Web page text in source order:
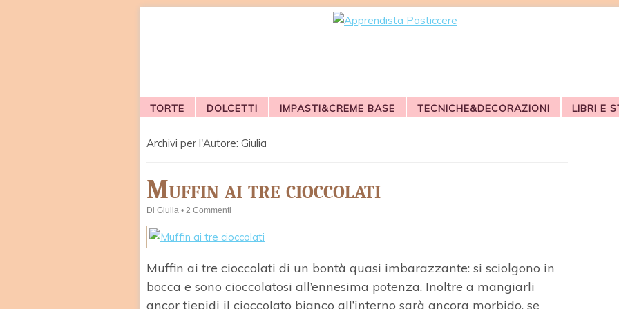
TORTE DOLCETTI IMPASTI&CREME BASE TECNICHE&DECORAZIONI LIBRI E
Archivi per l'Autore: Giulia
Muffin ai tre cioccolati
Di Giulia • 2 Commenti
Muffin ai tre cioccolati di un bontà quasi imbarazzante: si sciolgono in
bocca e sono cioccolatosi all’ennesima potenza. Inoltre a mangiarli
ancor tiepidi il cioccolato bianco all’interno sarà ancora morbido, se